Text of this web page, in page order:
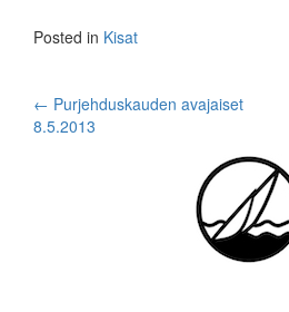
Posted in Kisat
Post
navigation
← Purjehduskauden avajaiset
8.5.2013